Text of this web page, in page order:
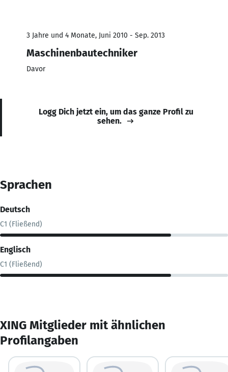
3 Jahre und 4 Monate, Juni 2010 - Sep. 2013
Maschinenbautechniker
Davor
Logg Dich jetzt ein, um das ganze Profil zu
sehen.
Sprachen
Deutsch
C1 (Fließend)
Englisch
C1 (Fließend)
XING Mitglieder mit ähnlichen
Profilangaben